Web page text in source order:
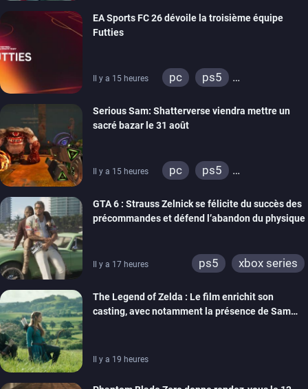
EA Sports FC 26 dévoile la troisième équipe
Futties
Il y a 15 heures pc
ps5
ps4
xbox one
switch 2
Serious Sam: Shatterverse viendra mettre un
sacré bazar le 31 août
Il y a 15 heures pc
ps5
GTA 6 : Strauss Zelnick se félicite du succès des
précommandes et défend l’abandon du physique
Il y a 17 heures ps5 xbox series
The Legend of Zelda : Le film enrichit son
casting, avec notamment la présence de Sam
Il y a 19 heures